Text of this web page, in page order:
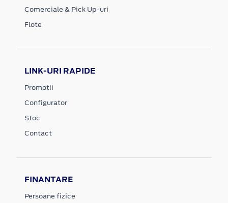
Comerciale & Pick Up-uri
Flote
LINK-URI RAPIDE
Promotii
Configurator
Stoc
Contact
FINANTARE
Persoane fizice